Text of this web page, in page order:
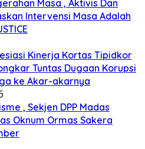
Masa , Aktivis Dan
Intervensi Masa Adalah
Kinerja Kortas Tipidkor
Tuntas Dugaan Korupsi
ke Akar-akarnya
, Sekjen DPP Madas
Oknum Ormas Sakera